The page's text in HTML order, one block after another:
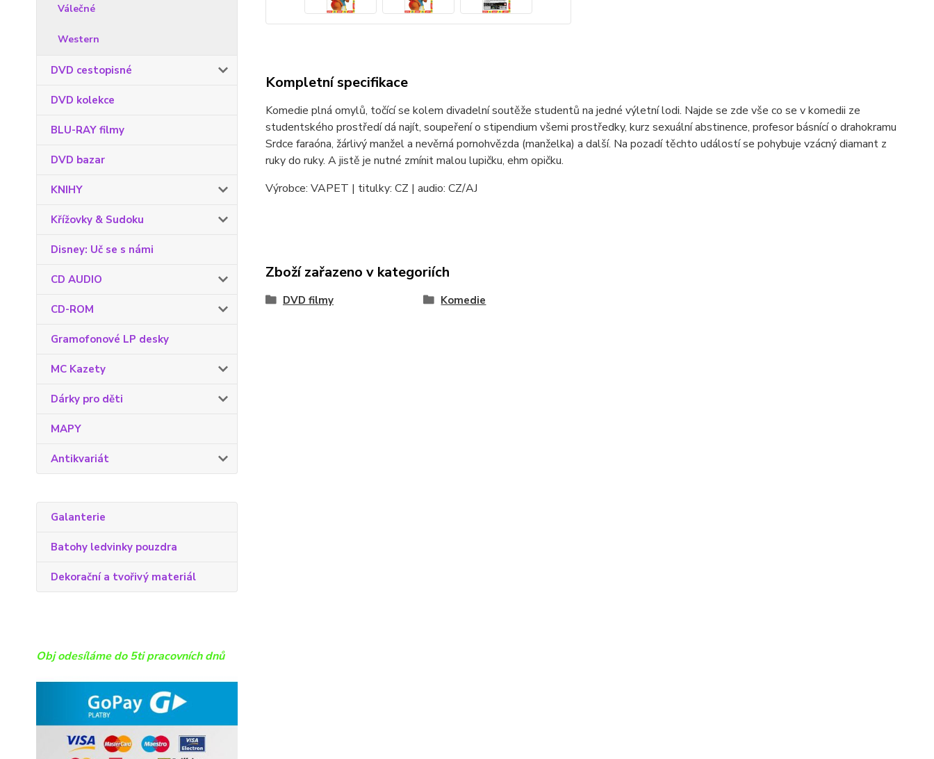
Válečné
Western
DVD cestopisné
DVD kolekce
BLU-RAY filmy
DVD bazar
KNIHY
Křížovky & Sudoku
Disney: Uč se s námi
CD AUDIO
CD-ROM
Gramofonové LP desky
MC Kazety
Dárky pro děti
MAPY
Antikvariát
Galanterie
Batohy ledvinky pouzdra
Dekorační a tvořivý materiál
Obj odesíláme do 5ti pracovních dnů
Kompletní specifikace
Komedie plná omylů, točící se kolem divadelní soutěže studentů na jedné výletní lodi. Najde se zde vše co se v komedii ze
studentského prostředí dá najít, soupeření o stipendium všemi prostředky, kurz sexuální abstinence, profesor básnící o drahokramu
Srdce faraóna, žárlivý manžel a nevěrná pornohvězda (manželka) a další. Na pozadí těchto událostí se pohybuje vzácný diamant z
ruky do ruky. A jistě je nutné zmínit malou lupičku, ehm opičku.
Výrobce: VAPET | titulky: CZ | audio: CZ/AJ
Zboží zařazeno v kategoriích
DVD filmy Komedie